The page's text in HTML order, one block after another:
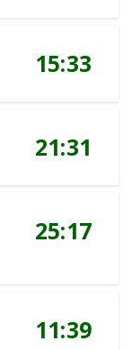
15:33
21:31
25:17
11:39